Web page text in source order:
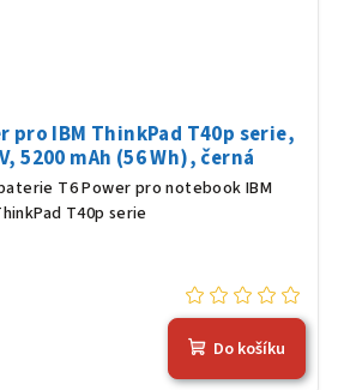
pro IBM ThinkPad T40p serie,
5200 mAh (56 Wh), černá
T6 Power pro notebook IBM
T40p serie
Do košíku